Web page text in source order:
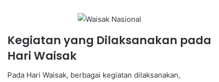
Kegiatan yang Dilaksanakan pada
Hari Waisak
Pada Hari Waisak, berbagai kegiatan dilaksanakan,